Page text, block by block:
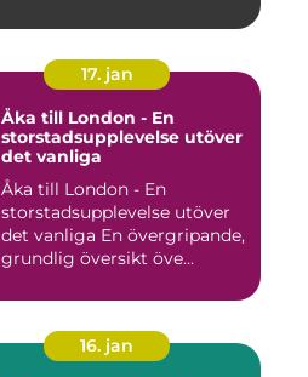
17. jan
Åka till London - En
storstadsupplevelse utöver
det vanliga
Åka till London - En
storstadsupplevelse utöver
det vanliga En övergripande,
grundlig översikt öve...
16. jan